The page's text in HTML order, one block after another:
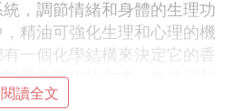
，調節情緒和身體的生理功
精油可強化生理和心理的機
一個化學結構來決定它的香
系統運作的方式，也使得每
殊的功能特質。
閱讀全文